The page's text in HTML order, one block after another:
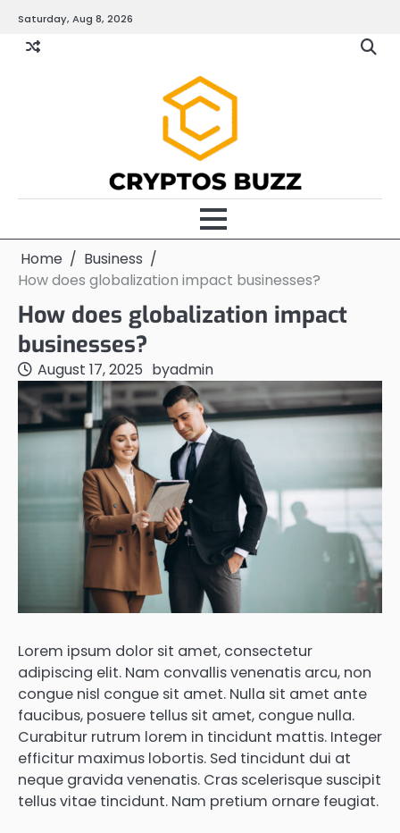
content
Saturday, Aug 8, 2026
Home
Business
How does globalization impact businesses?
How does globalization impact
businesses?
August 17, 2025 byadmin
Lorem ipsum dolor sit amet, consectetur
adipiscing elit. Nam convallis venenatis arcu, non
congue nisl congue sit amet. Nulla sit amet ante
faucibus, posuere tellus sit amet, congue nulla.
Curabitur rutrum lorem in tincidunt mattis. Integer
efficitur maximus lobortis. Sed tincidunt dui at
neque gravida venenatis. Cras scelerisque suscipit
tellus vitae tincidunt. Nam pretium ornare feugiat.